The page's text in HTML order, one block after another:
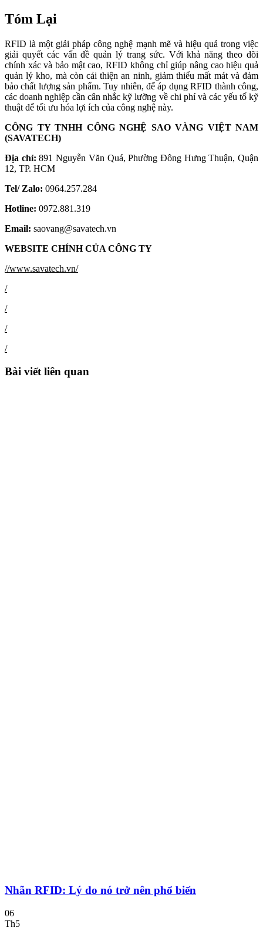
Tóm Lại
RFID là một giải pháp công nghệ mạnh mẽ và hiệu quả trong việc
giải quyết các vấn đề quản lý trang sức. Với khả năng theo dõi
chính xác và bảo mật cao, RFID không chỉ giúp nâng cao hiệu quả
quản lý kho, mà còn cải thiện an ninh, giảm thiểu mất mát và đảm
bảo chất lượng sản phẩm. Tuy nhiên, để áp dụng RFID thành công,
các doanh nghiệp cần cân nhắc kỹ lưỡng về chi phí và các yếu tố kỹ
thuật để tối ưu hóa lợi ích của công nghệ này.
CÔNG TY TNHH CÔNG NGHỆ SAO VÀNG VIỆT NAM
(SAVATECH)
Địa chỉ: 891 Nguyễn Văn Quá, Phường Đông Hưng Thuận, Quận
12, TP. HCM
Tel/ Zalo: 0964.257.284
Hotline: 0972.881.319
Email: saovang@savatech.vn
WEBSITE CHÍNH CỦA CÔNG TY
//www.savatech.vn/
/
/
/
/
Bài viết liên quan
Nhãn RFID: Lý do nó trở nên phổ biến
06
Th5